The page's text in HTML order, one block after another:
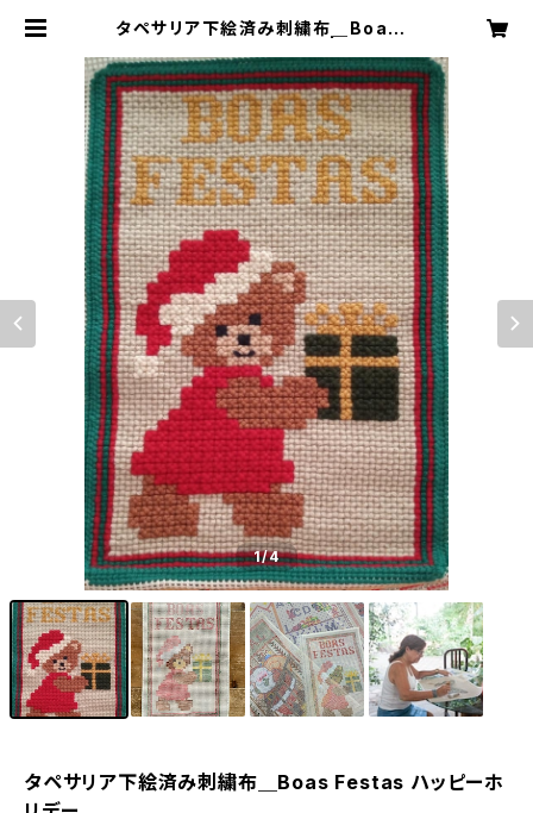
タペサリア下絵済み刺繍布＿Boas F
ーニョ【ブラジル毛糸刺繍タぺサリア
キットと刺繍布】
1/4
タペサリア下絵済み刺繍布＿Boas Festas ハッピーホ